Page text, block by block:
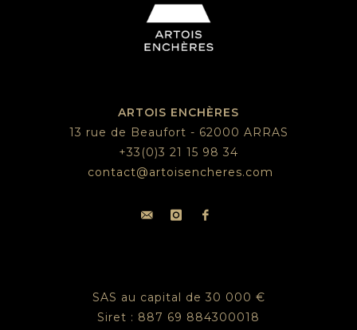
ARTOIS ENCHÈRES
13 rue de Beaufort - 62000 ARRAS
+33(0)3 21 15 98 34
contact@artoisencheres.com
SAS au capital de 30 000 €
Siret : 887 69 884300018